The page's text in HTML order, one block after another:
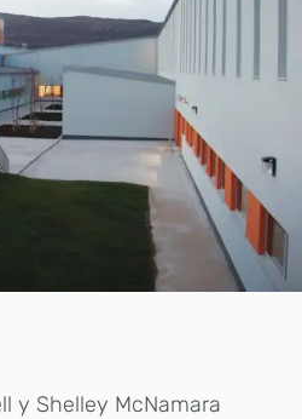
y Shelley McNamara